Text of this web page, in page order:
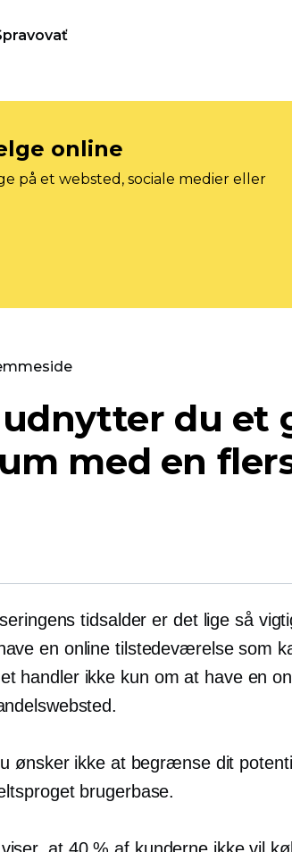
online
på et websted, sociale medier eller
udnytter du et
med en
tidsalder er det lige så
en online tilstedeværelse som
handler ikke kun om at have en
ønsker ikke at begrænse dit
brugerbase.